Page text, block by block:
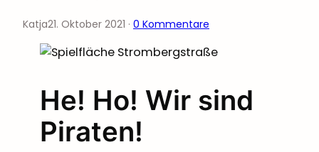
Katja21. Oktober 2021 · 0 Kommentare
He! Ho! Wir sind
Piraten!